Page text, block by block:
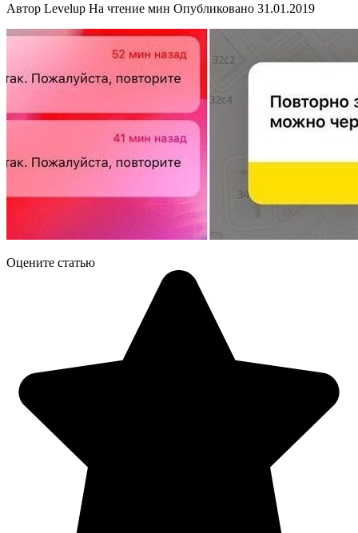
Автор Levelup На чтение мин Опубликовано 31.01.2019
Оцените статью